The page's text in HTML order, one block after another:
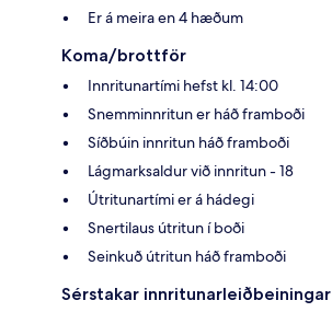
Er á meira en 4 hæðum
Koma/brottför
Innritunartími hefst kl. 14:00
Snemminnritun er háð framboði
Síðbúin innritun háð framboði
Lágmarksaldur við innritun - 18
Útritunartími er á hádegi
Snertilaus útritun í boði
Seinkuð útritun háð framboði
Sérstakar innritunarleiðbeiningar